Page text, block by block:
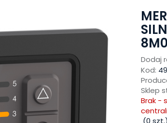
Dodaj
Kod:
Sklep
Brak -
(0 szt.)